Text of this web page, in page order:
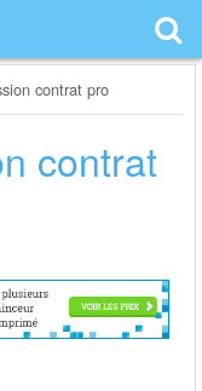
contrat pro
contrat